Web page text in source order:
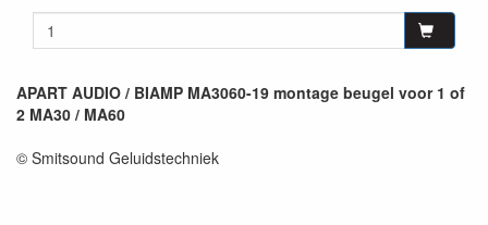
APART AUDIO / BIAMP MA3060-19 montage beugel voor 1 of
2 MA30 / MA60
© Smitsound Geluidstechniek